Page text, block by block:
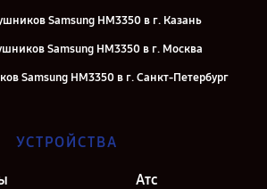
Samsung HM3350 в г. Казань
Samsung HM3350 в г. Москва
Samsung HM3350 в г. Санкт-Петербург
УСТРОЙСТВА
Атс